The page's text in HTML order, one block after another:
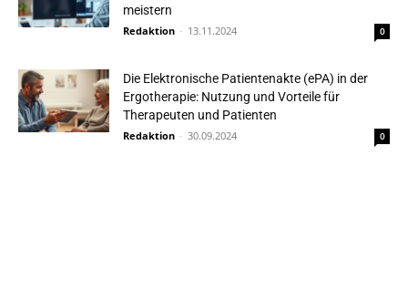
meistern
Redaktion - 13.11.2024 0
Die Elektronische Patientenakte (ePA) in der
Ergotherapie: Nutzung und Vorteile für
Therapeuten und Patienten
Redaktion - 30.09.2024 0